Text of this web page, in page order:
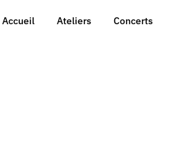
Accueil Ateliers Concerts